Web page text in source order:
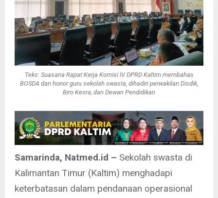
Teks: Suasana Rapat Kerja Komisi IV DPRD Kaltim membahas
BOSDA dan honor guru sekolah swasta, dihadiri perwakilan Disdik,
Biro Kesra, dan Dewan Pendidikan
Samarinda, Natmed.id – Sekolah swasta di
Kalimantan Timur (Kaltim) menghadapi
keterbatasan dalam pendanaan operasional